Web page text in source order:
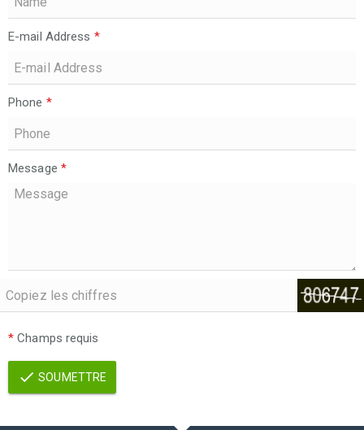
E-mail Address *
Phone *
Message *
* Champs requis
SOUMETTRE